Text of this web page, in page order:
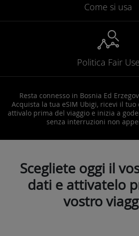
Come si usa
Politica Fair Use
Resta connesso in Bosnia Ed
Acquista la tua eSIM Ubigi, ricevi il tuo
attivalo prima del viaggio e inizia a
senza interruzioni non
Scegliete oggi il
dati e attivatelo
vostro